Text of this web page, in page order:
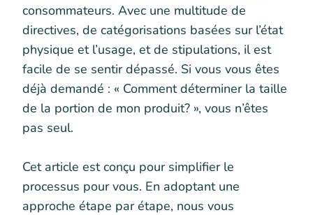
consommateurs. Avec une multitude de
directives, de catégorisations basées sur l’état
physique et l’usage, et de stipulations, il est
facile de se sentir dépassé. Si vous vous êtes
déjà demandé : « Comment déterminer la taille
de la portion de mon produit? », vous n’êtes
pas seul.
Cet article est conçu pour simplifier le
processus pour vous. En adoptant une
approche étape par étape, nous vous